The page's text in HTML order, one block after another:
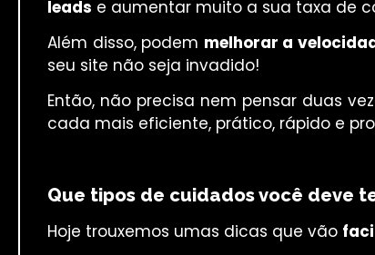
leads e aumentar muito a sua taxa de
Além disso, podem melhorar a
seu site não seja invadido!
Então, não precisa nem pensar duas
cada mais eficiente, prático, rápido e
Que tipos de cuidados você deve
Hoje trouxemos umas dicas que vão